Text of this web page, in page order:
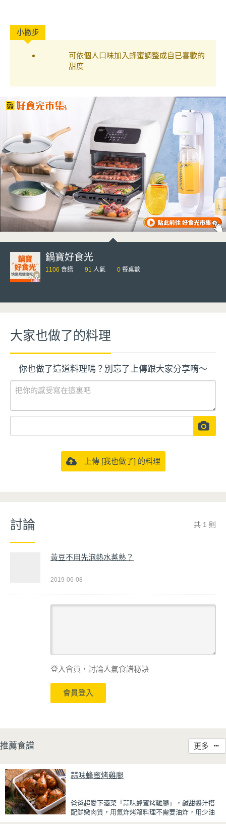
可依個人口味加入蜂蜜調整成自已喜歡的
甜度
鍋寶好食光
1106 食譜 91 人氣 0 餐桌數
大家也做了的料理
你也做了這道料理嗎？別忘了上傳跟大家分享唷～
上傳 [我也做了] 的料理
討論 共 1 則
黃豆不用先泡熱水蒸熟？
2019-06-08
登入會員，討論人氣食譜秘訣
會員登入
推薦食譜 更多
蒜味蜂蜜烤雞腿
爸爸超愛下酒菜「蒜味蜂蜜烤雞腿」，鹹甜醬汁搭
配鮮嫩肉質，用氣炸烤箱料理不需要油炸，用少油